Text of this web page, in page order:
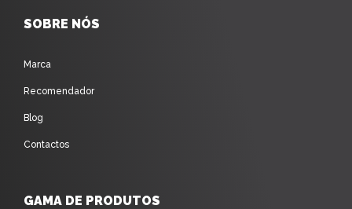
SOBRE NÓS
Marca
Recomendador
Blog
Contactos
GAMA DE PRODUTOS